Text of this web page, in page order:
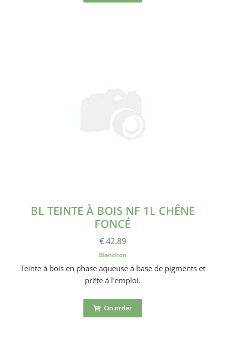
BL TEINTE À BOIS NF 1L CHÊNE
FONCÉ
€ 42.89
Blanchon
Teinte à bois en phase aqueuse à base de pigments et
prête à l'emploi.
On order